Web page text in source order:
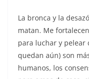
La bronca y la
matan. Me
para luchar y pelear
quedan aún) son
humanos, los